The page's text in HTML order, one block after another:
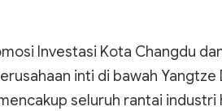
Investasi Kota Changdu
inti di bawah
seluruh rantai